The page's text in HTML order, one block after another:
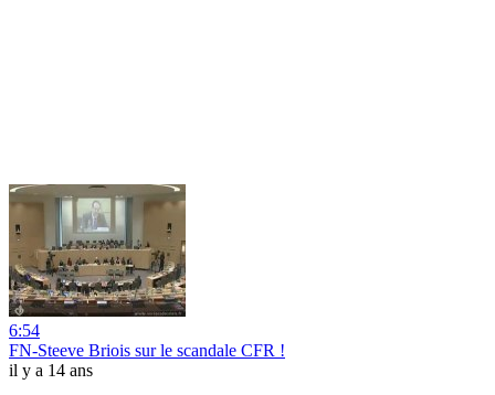
6:54
FN-Steeve Briois sur le scandale CFR !
il y a 14 ans